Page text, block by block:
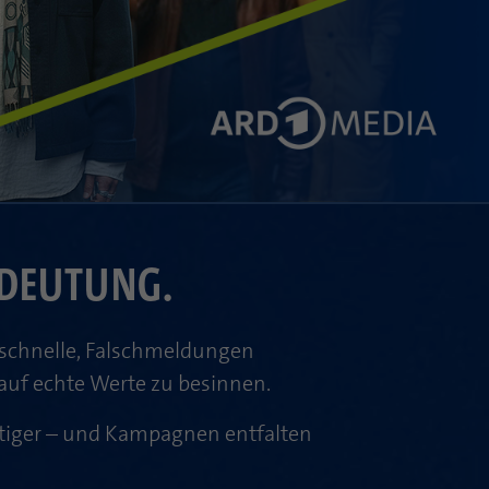
Falschmeldungen
echte Werte zu besinnen.
– und Kampagnen entfalten